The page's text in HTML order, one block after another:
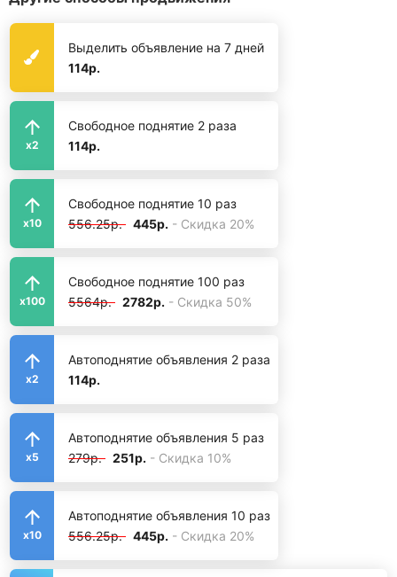
Выделить объявление на 7 дней
114р.
x2
Свободное поднятие 2 раза
114р.
x10
Свободное поднятие 10 раз
556.25р. 445р. - Скидка 20%
x100
Свободное поднятие 100 раз
5564р. 2782р. - Скидка 50%
x2
Автоподнятие объявления 2 раза
114р.
x5
Автоподнятие объявления 5 раз
279р. 251р. - Скидка 10%
x10
Автоподнятие объявления 10 раз
556.25р. 445р. - Скидка 20%